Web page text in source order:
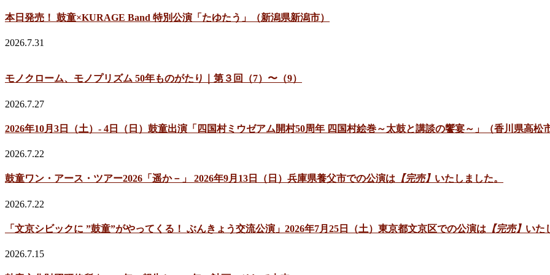
本日発売！ 鼓童×KURAGE Band 特別公演「たゆたう」（新潟県新潟市）
2026.7.31
モノクローム、モノプリズム 50年ものがたり｜第３回（7）〜（9）
2026.7.27
2026年10月3日（土）- 4日（日）鼓童出演「四国村ミウゼアム開村50周年 四国村絵巻～太鼓と講談の饗宴～」（香川県高松市
2026.7.22
鼓童ワン・アース・ツアー2026「遥か－」 2026年9月13日（日）兵庫県養父市での公演は 【完売】 いたしました。
2026.7.22
「文京シビックに ”鼓童”がやってくる！ ぶんきょう交流公演」2026年7月25日（土）東京都文京区での公演は 【完売】 いた
2026.7.15